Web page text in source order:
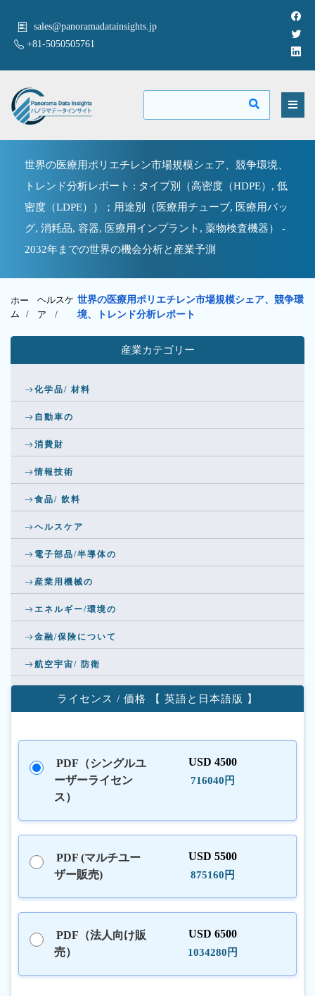
sales@panoramadatainsights.jp
+81-5050505761
世界の医療用ポリエチレン市場規模シェア、競争環境、
トレンド分析レポート : タイプ別（高密度（HDPE）, 低
密度（LDPE））；用途別（医療用チューブ, 医療用バッ
グ, 消耗品, 容器, 医療用インプラント, 薬物検査機器） -
2032年までの世界の機会分析と産業予測
ホー
ム /
ヘルスケ
ア /
世界の医療用ポリエチレン市場規模シェア、競争環
境、トレンド分析レポート
産業カテゴリー
化学品/ 材料
自動車の
消費財
情報技術
食品/ 飲料
ヘルスケア
電子部品/半導体の
産業用機械の
エネルギー/環境の
金融/保険について
航空宇宙/ 防衛
ライセンス / 価格 【 英語と日本語版 】
PDF（シングルユ
ーザーライセン
ス）
USD 4500
716040円
PDF (マルチユー
ザー販売)
USD 5500
875160円
PDF（法人向け販
売）
USD 6500
1034280円